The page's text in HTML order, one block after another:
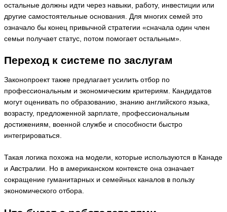
остальные должны идти через навыки, работу, инвестиции или
другие самостоятельные основания. Для многих семей это
означало бы конец привычной стратегии «сначала один член
семьи получает статус, потом помогает остальным».
Переход к системе по заслугам
Законопроект также предлагает усилить отбор по
профессиональным и экономическим критериям. Кандидатов
могут оценивать по образованию, знанию английского языка,
возрасту, предложенной зарплате, профессиональным
достижениям, военной службе и способности быстро
интегрироваться.
Такая логика похожа на модели, которые используются в Канаде
и Австралии. Но в американском контексте она означает
сокращение гуманитарных и семейных каналов в пользу
экономического отбора.